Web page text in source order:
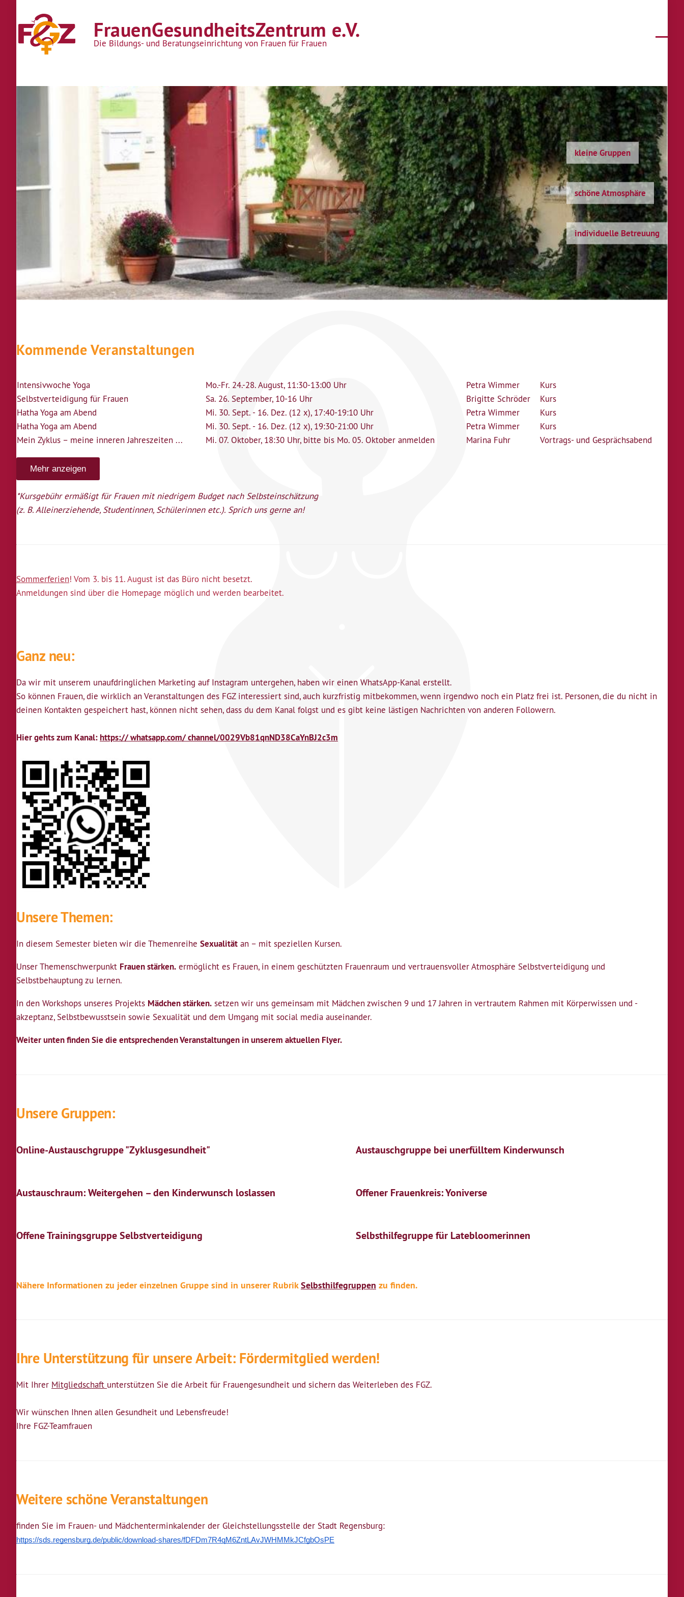
FrauenGesundheitsZentrum e.V.
Die Bildungs- und Beratungseinrichtung von Frauen für Frauen
kleine Gruppen
schöne Atmosphäre
individuelle Betreuung
Kommende Veranstaltungen
Intensivwoche Yoga Mo.-Fr. 24.-28. August, 11:30-13:00 Uhr Petra Wimmer
Kurs
Selbstverteidigung für Frauen
Sa. 26. September, 10-16 Uhr Brigitte Schröder
Kurs
Hatha Yoga am Abend
Mi. 30. Sept. - 16. Dez. (12 x), 17:40-19:10 Uhr Petra Wimmer
Kurs
Hatha Yoga am Abend
Mi. 30. Sept. - 16. Dez. (12 x), 19:30-21:00 Uhr Petra Wimmer
Kurs
Mein Zyklus – meine inneren Jahreszeiten ...
Mi. 07. Oktober, 18:30 Uhr, bitte bis Mo. 05. Oktober anmelden Marina Fuhr Vortrags- und Gesprächsabend
Mehr anzeigen
*Kursgebühr ermäßigt für Frauen mit niedrigem Budget nach Selbsteinschätzung
(z. B. Alleinerziehende, Studentinnen, Schülerinnen etc.). Sprich uns gerne an!
Sommerferien! Vom 3. bis 11. August ist das Büro nicht besetzt.
Anmeldungen sind über die Homepage möglich und werden bearbeitet.
Ganz neu:
Da wir mit unserem unaufdringlichen Marketing auf Instagram untergehen, haben wir einen WhatsApp-Kanal erstellt.
So können Frauen, die wirklich an Veranstaltungen des FGZ interessiert sind, auch kurzfristig mitbekommen, wenn irgendwo noch ein Platz frei ist. Personen, die du nicht in
deinen Kontakten gespeichert hast, können nicht sehen, dass du dem Kanal folgst und es gibt keine lästigen Nachrichten von anderen Followern.
Hier gehts zum Kanal: https:// whatsapp.com/ channel/0029Vb81qnND38CaYnBJ2c3m
Unsere Themen:
In diesem Semester bieten wir die Themenreihe Sexualität an – mit speziellen Kursen.
Unser Themenschwerpunkt Frauen stärken. ermöglicht es Frauen, in einem geschützten Frauenraum und vertrauensvoller Atmosphäre Selbstverteidigung und
Selbstbehauptung zu lernen.
In den Workshops unseres Projekts Mädchen stärken. setzen wir uns gemeinsam mit Mädchen zwischen 9 und 17 Jahren in vertrautem Rahmen mit Körperwissen und -
akzeptanz, Selbstbewusstsein sowie Sexualität und dem Umgang mit social media auseinander.
Weiter unten finden Sie die entsprechenden Veranstaltungen in unserem aktuellen Flyer.
Unsere Gruppen:
Online-Austauschgruppe "Zyklusgesundheit" Austauschgruppe bei unerfülltem Kinderwunsch
Austauschraum: Weitergehen – den Kinderwunsch loslassen Offener Frauenkreis: Yoniverse
Offene Trainingsgruppe Selbstverteidigung Selbsthilfegruppe für Latebloomerinnen
Nähere Informationen zu jeder einzelnen Gruppe sind in unserer RubrikSelbsthilfegruppen zu finden.
Ihre Unterstützung für unsere Arbeit: Fördermitglied werden!
Mit Ihrer Mitgliedschaft unterstützen Sie die Arbeit für Frauengesundheit und sichern das Weiterleben des FGZ.
Wir wünschen Ihnen allen Gesundheit und Lebensfreude!
Ihre FGZ-Teamfrauen
Weitere schöne Veranstaltungen
finden Sie im Frauen- und Mädchenterminkalender der Gleichstellungsstelle der Stadt Regensburg:
https://sds.regensburg.de/public/download-shares/fDFDm7R4qM6ZntLAvJWHMMkJCfgbOsPE